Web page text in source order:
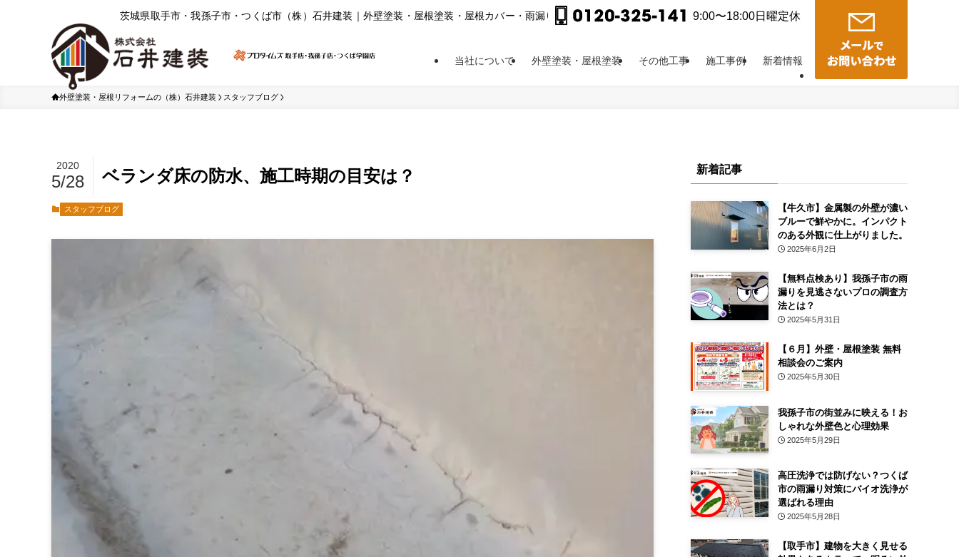
茨城県取⼿市・我孫⼦市・つくば市（株）⽯井建装｜外壁塗装・屋根塗装・屋根カバー・⾬漏り修理他 9:00〜18:00日曜定休
当社について 外壁塗装・屋根塗装 その他工事 施工事例 新着情報
外壁塗装・屋根リフォームの（株）石井建装 スタッフブログ
ベランダ床の防水、施工時期の目安は？
2020
5/28
スタッフブログ
新着記事
【牛久市】金属製の外壁が濃い
ブルーで鮮やかに。インパクト
のある外観に仕上がりました。
2025年6月2日
【無料点検あり】我孫子市の雨
漏りを見逃さないプロの調査方
法とは？
2025年5月31日
【６月】外壁・屋根塗装 無料
相談会のご案内
2025年5月30日
我孫子市の街並みに映える！お
しゃれな外壁色と心理効果
2025年5月29日
高圧洗浄では防げない？つくば
市の雨漏り対策にバイオ洗浄が
選ばれる理由
2025年5月28日
【取手市】建物を大きく見せる